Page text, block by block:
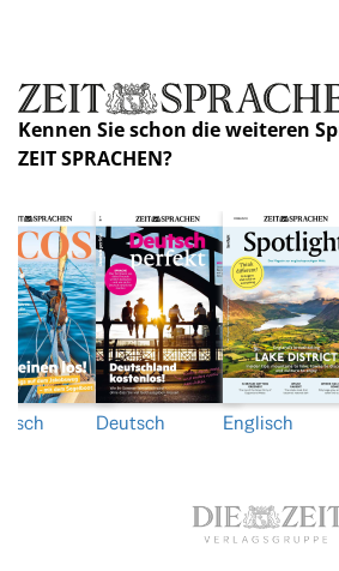
Kennen Sie schon die weiteren
ZEIT SPRACHEN?
Deutsch Englisch